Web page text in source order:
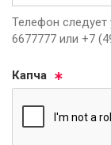
Телефон
6677777 или +7
Кап­ча